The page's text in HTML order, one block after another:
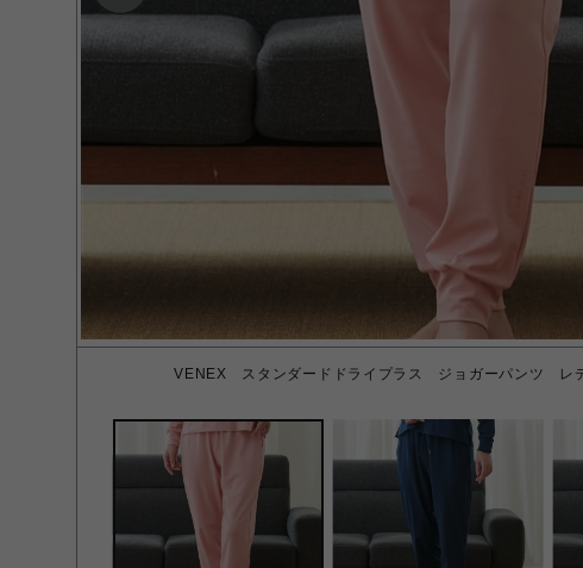
VENEX スタンダードドライプラス ジョガーパンツ レ